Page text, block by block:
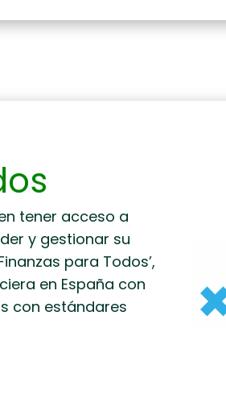
tener acceso a
y gestionar su
para Todos’,
en España con
con estándares